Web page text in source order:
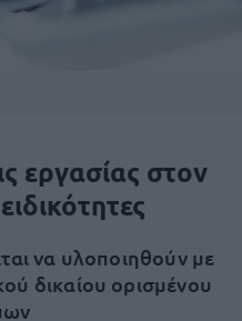
εργασίας στον
να υλοποιηθούν με
δικαίου ορισμένου